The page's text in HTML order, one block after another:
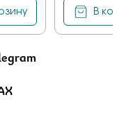
В